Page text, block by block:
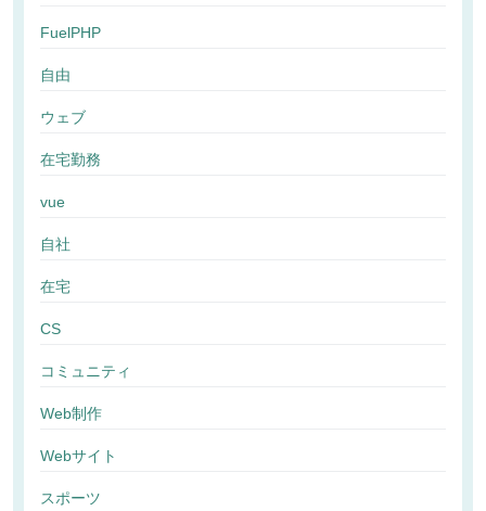
FuelPHP
自由
ウェブ
在宅勤務
vue
自社
在宅
CS
コミュニティ
Web制作
Webサイト
スポーツ